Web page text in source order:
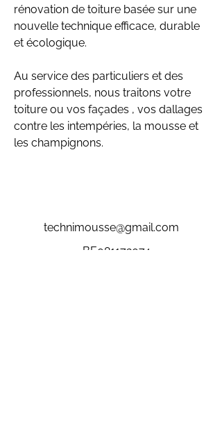
rénovation de toiture basée sur une
nouvelle technique efficace, durable
et écologique.
Au service des particuliers et des
professionnels, nous traitons votre
toiture ou vos façades , vos dallages
contre les intempéries, la mousse et
les champignons.
technimousse@gmail.com
BE081172074